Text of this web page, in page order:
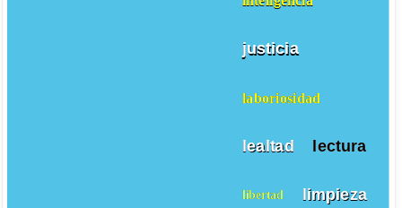
justicia
laboriosidad
lealtad lectura
libertad limpieza